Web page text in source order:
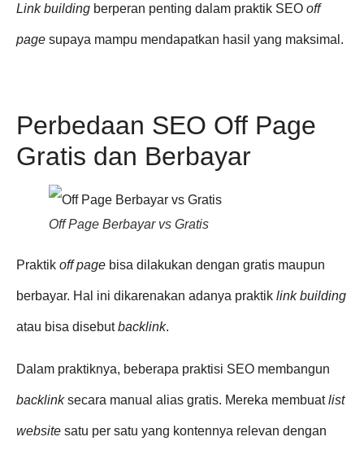
Link building berperan penting dalam praktik SEO off
page supaya mampu mendapatkan hasil yang maksimal.
Perbedaan SEO Off Page
Gratis dan Berbayar
Off Page Berbayar vs Gratis
Praktik off page bisa dilakukan dengan gratis maupun
berbayar. Hal ini dikarenakan adanya praktik link building
atau bisa disebutbacklink.
Dalam praktiknya, beberapa praktisi SEO membangun
backlinksecara manual alias gratis. Mereka membuatlist
website satu per satu yang kontennya relevan dengan